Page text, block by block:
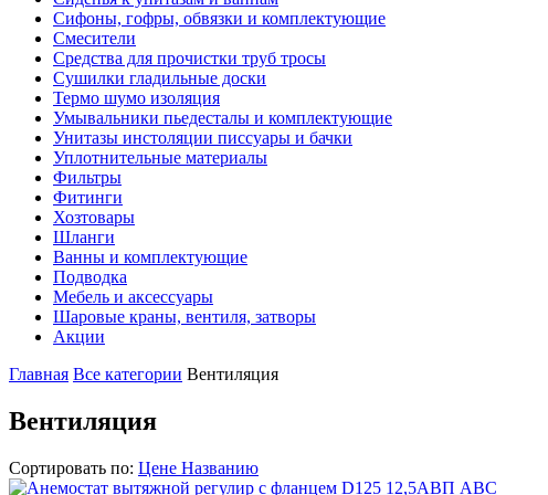
Сифоны, гофры, обвязки и комплектующие
Смесители
Средства для прочистки труб тросы
Сушилки гладильные доски
Термо шумо изоляция
Умывальники пьедесталы и комплектующие
Унитазы инстоляции писсуары и бачки
Уплотнительные материалы
Фильтры
Фитинги
Хозтовары
Шланги
Ванны и комплектующие
Подводка
Мебель и аксессуары
Шаровые краны, вентиля, затворы
Акции
Главная Все категории Вентиляция
Вентиляция
Сортировать по: Цене Названию